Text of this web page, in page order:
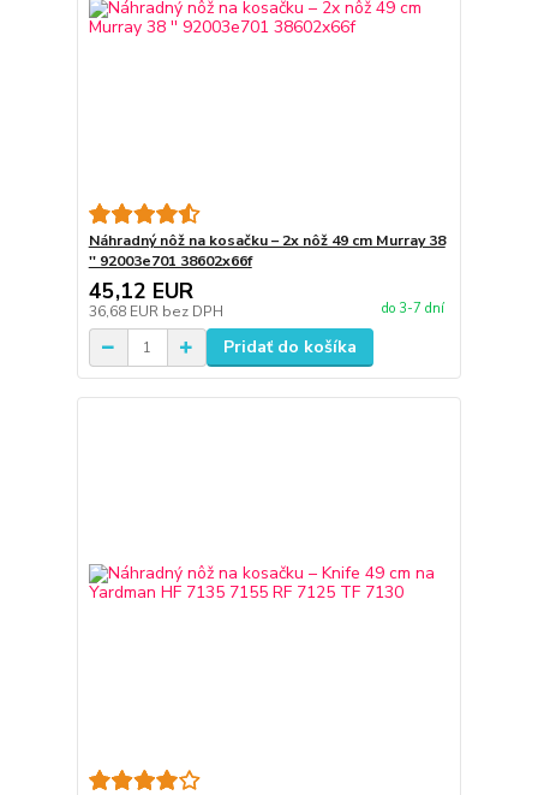
Náhradný nôž na kosačku – 2x nôž 49 cm Murray 38
'' 92003e701 38602x66f
45,12 EUR
36,68 EUR bez DPH do 3-7 dní
Pridať do košíka